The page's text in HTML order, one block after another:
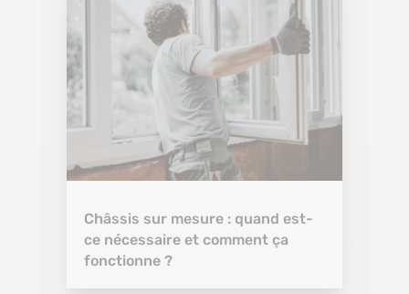
Châssis sur mesure : quand est-
ce nécessaire et comment ça
fonctionne ?